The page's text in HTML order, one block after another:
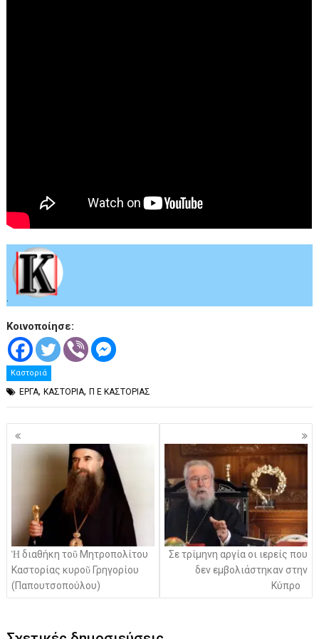
.
Κοινοποίησε:
Καστοριά
ΕΡΓΑ,ΚΑΣΤΟΡΙΑ,Π Ε ΚΑΣΤΟΡΙΑΣ
Πλοήγηση
άρθρων
Ἡ διαθήκη τοῦ Μητροπολίτου
Καστορίας κυροῦ Γρηγορίου
(Παπουτσοπούλου)
Σε τρίμηνη αργία οι ιερείς που
δεν εμβολιάστηκαν στην
Κύπρο